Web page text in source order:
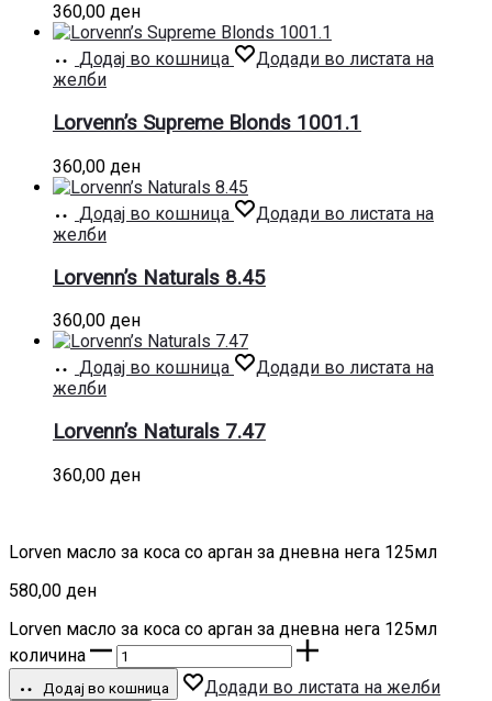
360,00 ден
Додај во кошница
Додади во листата на
желби
Lorvenn’s Supreme Blonds 1001.1
360,00 ден
Додај во кошница
Додади во листата на
желби
Lorvenn’s Naturals 8.45
360,00 ден
Додај во кошница
Додади во листата на
желби
Lorvenn’s Naturals 7.47
360,00 ден
Lorven масло за коса со арган за дневна нега 125мл
580,00 ден
Lorven масло за коса со арган за дневна нега 125мл
количина
Додај во кошница Додади во листата на желби